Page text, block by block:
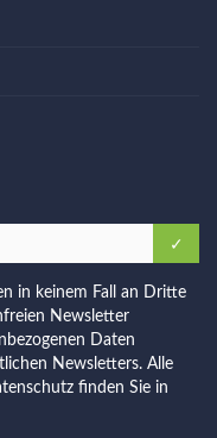
in keinem Fall an Dritte
Newsletter
Daten
Newsletters. Alle
finden Sie in